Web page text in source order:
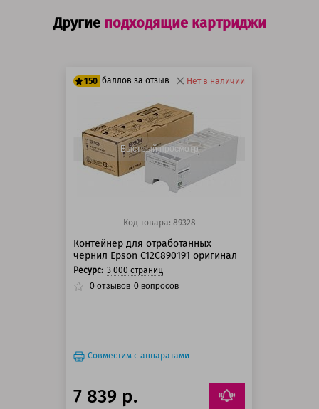
Другие подходящие картриджи
150 баллов за отзыв
125 баллов
150 баллов
Нет в наличии
Быстрый просмотр
Код товара: 89328
Контейнер для отработанных
чернил Epson C12C890191 оригинал
Ресурс: 3 000 страниц
0 отзывов 0 вопросов
Совместим с аппаратами
7 839 р.